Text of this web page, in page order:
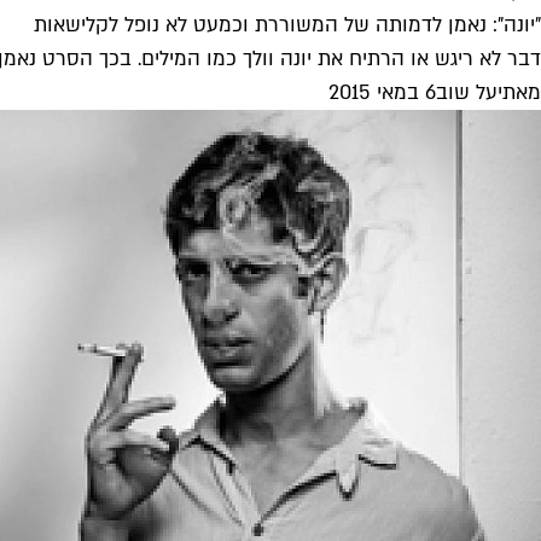
"יונה": נאמן לדמותה של המשוררת וכמעט לא נופל לקלישאות
דבר לא ריגש או הרתיח את יונה וולך כמו המילים. בכך הסרט
מאתיעל שוב6 במאי 2015